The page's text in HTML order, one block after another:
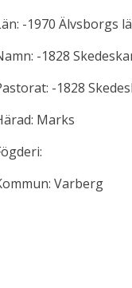
-1970 Älvsborgs
-1828
-1828
Marks
Varberg